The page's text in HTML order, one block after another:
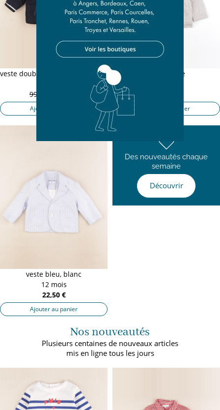
veste doublé, réversible bleu, rouge
99,50 €
Ajouter au panier
veste beige
Ajouter au panier
veste bleu, blanc
12 mois
22,50 €
Ajouter au panier
Des nouveautés chaque
semaine
Découvrir
Nos nouveautés
Plusieurs centaines de nouveaux articles
mis en ligne tous les jours